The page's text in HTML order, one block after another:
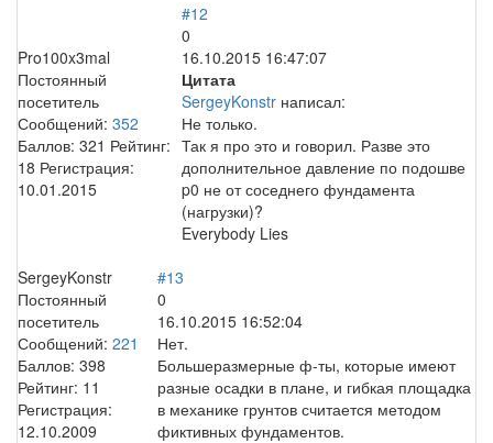
Pro100x3mal
Постоянный
посетитель
Сообщений: 352
Баллов: 321 Рейтинг:
18 Регистрация:
10.01.2015
#12
0
16.10.2015 16:47:07
Цитата
SergeyKonstr написал:
Не только.
Так я про это и говорил. Разве это
дополнительное давление по подошве
p0 не от соседнего фундамента
(нагрузки)?
Everybody Lies
SergeyKonstr
Постоянный
посетитель
Сообщений: 221
Баллов: 398
Рейтинг: 11
Регистрация:
12.10.2009
#13
0
16.10.2015 16:52:04
Нет.
Большеразмерные ф-ты, которые имеют
разные осадки в плане, и гибкая площадка
в механике грунтов считается методом
фиктивных фундаментов.